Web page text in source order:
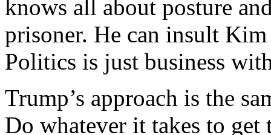
knows all about posture
prisoner. He can insult
Politics is just business
Trump’s approach is the
Do whatever it takes to get